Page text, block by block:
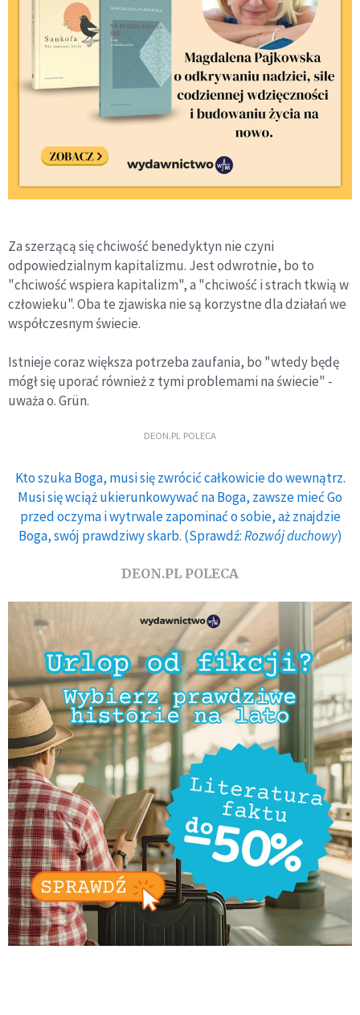
Za szerzącą się chciwość benedyktyn nie czyni
odpowiedzialnym kapitalizmu. Jest odwrotnie, bo to
"chciwość wspiera kapitalizm", a "chciwość i strach tkwią w
człowieku". Oba te zjawiska nie są korzystne dla działań we
współczesnym świecie.
Istnieje coraz większa potrzeba zaufania, bo "wtedy będę
mógł się uporać również z tymi problemami na świecie" -
uważa o. Grün.
DEON.PL POLECA
Kto szuka Boga, musi się zwrócić całkowicie do wewnątrz.
Musi się wciąż ukierunkowywać na Boga, zawsze mieć Go
przed oczyma i wytrwale zapominać o sobie, aż znajdzie
Boga, swój prawdziwy skarb. (Sprawdź:Rozwój duchowy)
DEON.PL POLECA